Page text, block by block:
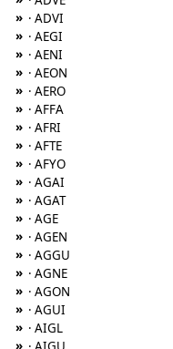
» · ADVI
» · AEGI
» · AENI
» · AEON
» · AERO
» · AFFA
» · AFRI
» · AFTE
» · AFYO
» · AGAI
» · AGAT
» · AGE
» · AGEN
» · AGGU
» · AGNE
» · AGON
» · AGUI
» · AIGL
»